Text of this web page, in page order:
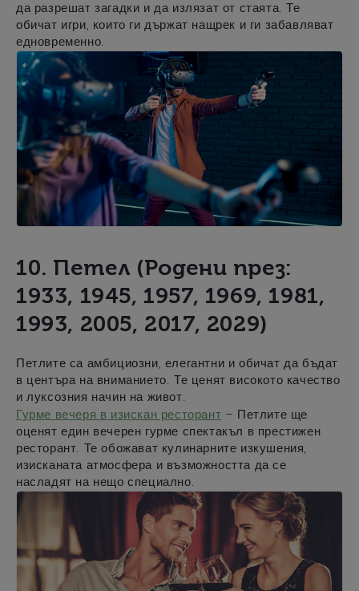
да разрешат загадки и да излязат от стаята. Те
обичат игри, които ги държат нащрек и ги забавляват
едновременно.
10. Петел (Родени през:
1933, 1945, 1957, 1969, 1981,
1993, 2005, 2017, 2029)
Петлите са амбициозни, елегантни и обичат да бъдат
в центъра на вниманието. Те ценят високото качество
и луксозния начин на живот.
Гурме вечеря в изискан ресторант – Петлите ще
оценят един вечерен гурме спектакъл в престижен
ресторант. Те обожават кулинарните изкушения,
изисканата атмосфера и възможността да се
насладят на нещо специално.